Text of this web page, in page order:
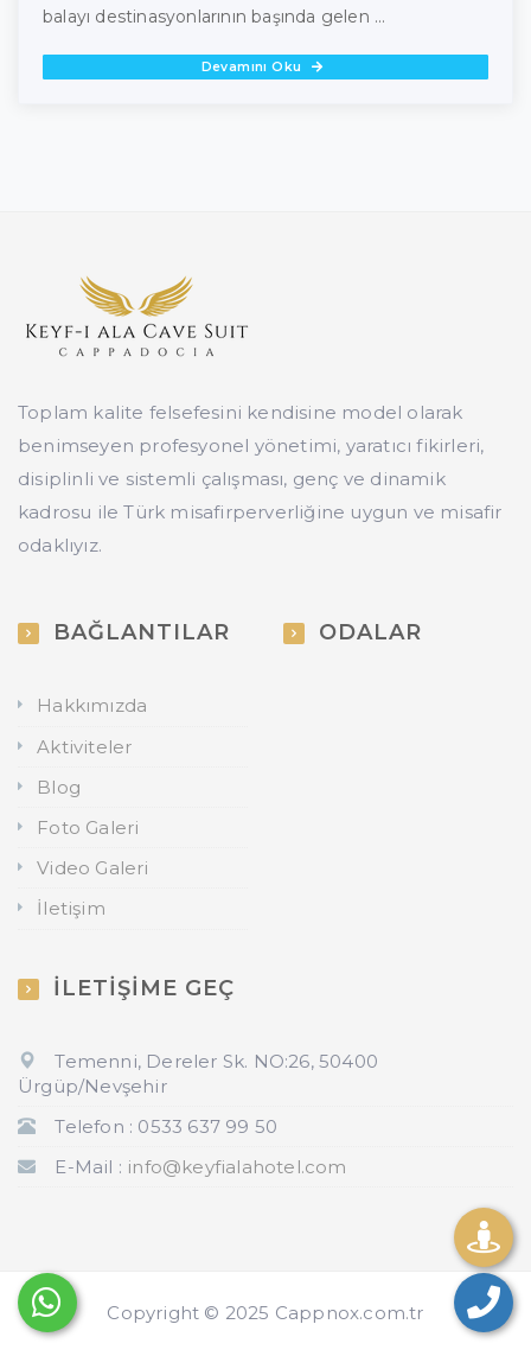
balayı destinasyonlarının başında gelen ...
Devamını Oku
Toplam kalite felsefesini kendisine model olarak
benimseyen profesyonel yönetimi, yaratıcı fikirleri,
disiplinli ve sistemli çalışması, genç ve dinamik
kadrosu ile Türk misafirperverliğine uygun ve misafir
odaklıyız.
BAĞLANTILAR
Hakkımızda
Aktiviteler
Blog
Foto Galeri
Video Galeri
İletişim
ODALAR
İLETİŞİME GEÇ
Temenni, Dereler Sk. NO:26, 50400
Ürgüp/Nevşehir
Telefon : 0533 637 99 50
E-Mail : info@keyfialahotel.com
Copyright © 2025 Cappnox.com.tr